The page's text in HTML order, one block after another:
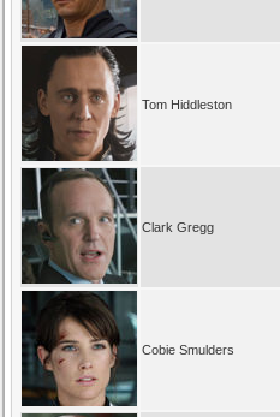
Tom Hiddleston
Clark Gregg
Cobie Smulders